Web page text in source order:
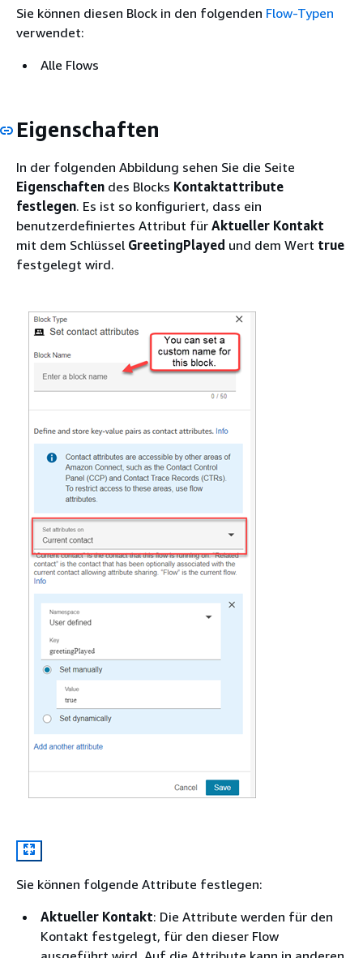
Sie können diesen Block in den folgenden Flow-Typen
verwendet:
Alle Flows
Eigenschaften
In der folgenden Abbildung sehen Sie die Seite
Eigenschaften des Blocks Kontaktattribute
festlegen. Es ist so konfiguriert, dass ein
benutzerdefiniertes Attribut für Aktueller Kontakt
mit dem Schlüssel GreetingPlayed und dem Wert true
festgelegt wird.
Sie können folgende Attribute festlegen:
Aktueller Kontakt: Die Attribute werden für den
Kontakt festgelegt, für den dieser Flow